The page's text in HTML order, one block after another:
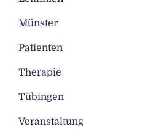
Münster
Patienten
Therapie
Tübingen
Veranstaltung